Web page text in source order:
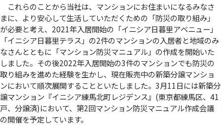
これらのことから当社は、マンションにお住まいになるみなさ
まに、より安心して生活していただくための「防災の取り組み」
が必要と考え、2021年入居開始の「イニシア日暮里アベニュー」
「イニシア日暮里テラス」の2件のマンションの入居者と地域のみ
なさんとともに「マンション防災マニュアル」の作成を開始いた
しました。その後2022年入居開始の3件のマンションでも防災の
取り組みを進めた経験を生かし、現在販売中の新築分譲マンショ
ンにおいて順次展開することといたしました。3月11日には新築分
譲マンション『イニシア練馬北町レジデンス』(東京都練馬区、41
戸、分譲済)において、第2回マンション防災マニュアル作成会議
の開催を予定しています。